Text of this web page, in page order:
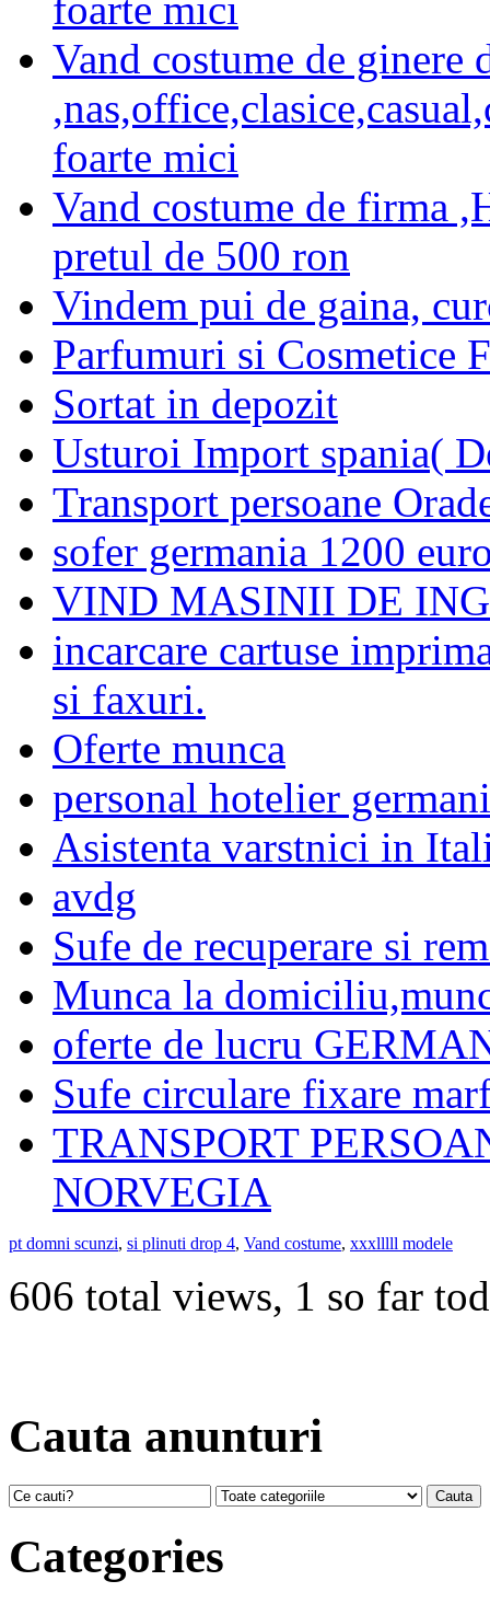
foarte mici
Vand costume de ginere
foarte mici
Vand costume de firma
pretul de 500 ron
Vindem pui de gaina,
Parfumuri si Cosmetice
Sortat in depozit
Usturoi Import spania(
Transport persoane
sofer germania 1200
VIND MASINII DE
incarcare cartuse
si faxuri.
Oferte munca
personal hotelier
Asistenta varstnici in
avdg
Sufe de recuperare si
Munca la
oferte de lucru
Sufe circulare fixare
TRANSPORT
NORVEGIA
pt domni scunzi, si plinuti drop 4, Vand costume, xxxlllll modele
606 total views, 1 so far
Cauta anunturi
Categories